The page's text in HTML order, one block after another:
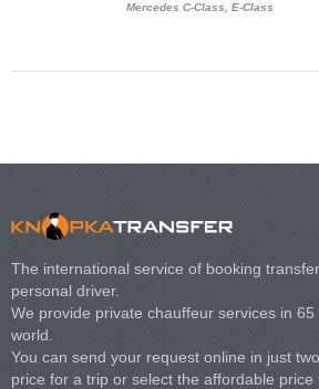
Mercedes C-Class, E-Class
The international service of booking
personal driver.
We provide private chauffeur services in
world.
You can send your request online in just
price for a trip or select the affordable price